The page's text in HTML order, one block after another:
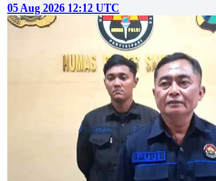
05 Aug 2026 12:12 UTC